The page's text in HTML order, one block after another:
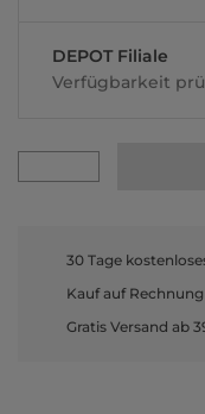
DEPOT Filiale
Verfügbarkeit
30 Tage
Kauf auf Rechnung
Gratis Versand ab